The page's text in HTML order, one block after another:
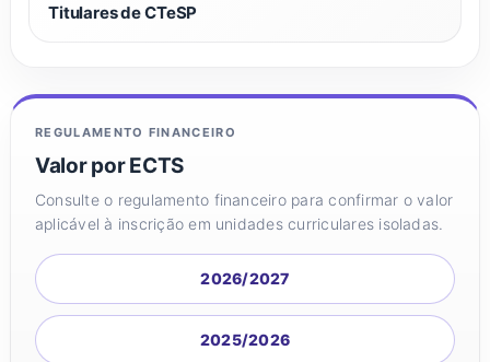
Titulares de CTeSP
REGULAMENTO FINANCEIRO
Valor por ECTS
Consulte o regulamento financeiro para confirmar o valor
aplicável à inscrição em unidades curriculares isoladas.
2026/2027
2025/2026